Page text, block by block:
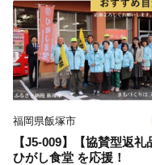
てくださる気持ちが
いております。
せっかくのご縁、こ
の気持ちを届ける番で
陸前高田の返礼品を
して海の向こうまで
福岡県飯塚市
【J5-009】【協賛型返礼
ひがし食堂 を応援！